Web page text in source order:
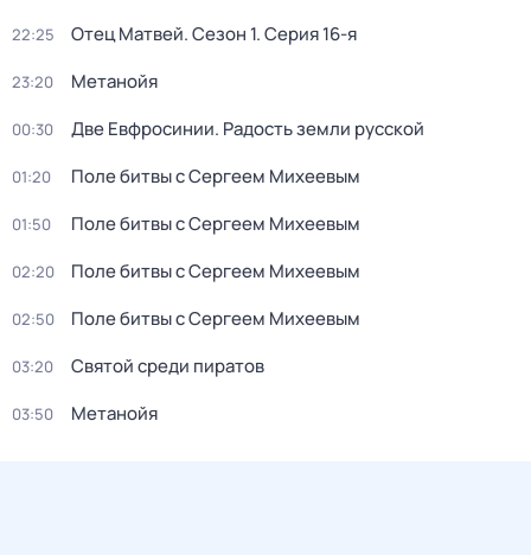
22:25 Отец Матвей. Сезон 1. Серия 16-я
23:20 Метанойя
00:30 Две Евфросинии. Радость земли русской
01:20 Поле битвы c Сергеем Mихеевым
01:50 Поле битвы c Сергеем Mихеевым
02:20 Поле битвы c Сергеем Mихеевым
02:50 Поле битвы c Сергеем Mихеевым
03:20 Святой среди пиратов
03:50 Метанойя